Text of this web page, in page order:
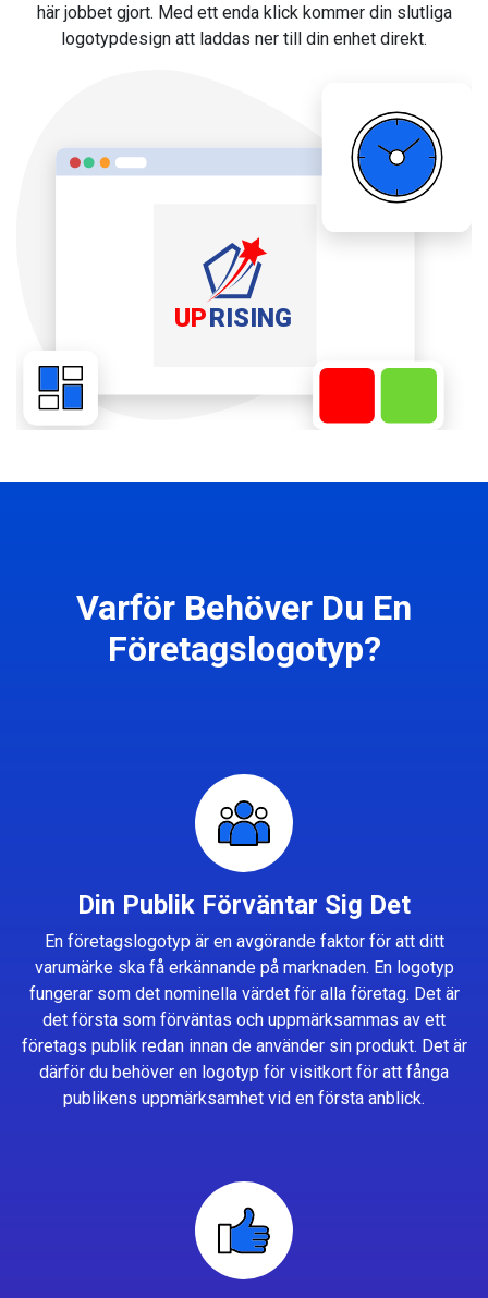
här jobbet gjort. Med ett enda klick kommer din slutliga
logotypdesign att laddas ner till din enhet direkt.
Varför Behöver Du En
Företagslogotyp?
Din Publik Förväntar Sig Det
En företagslogotyp är en avgörande faktor för att ditt
varumärke ska få erkännande på marknaden. En logotyp
fungerar som det nominella värdet för alla företag. Det är
det första som förväntas och uppmärksammas av ett
företags publik redan innan de använder sin produkt. Det är
därför du behöver en logotyp för visitkort för att fånga
publikens uppmärksamhet vid en första anblick.